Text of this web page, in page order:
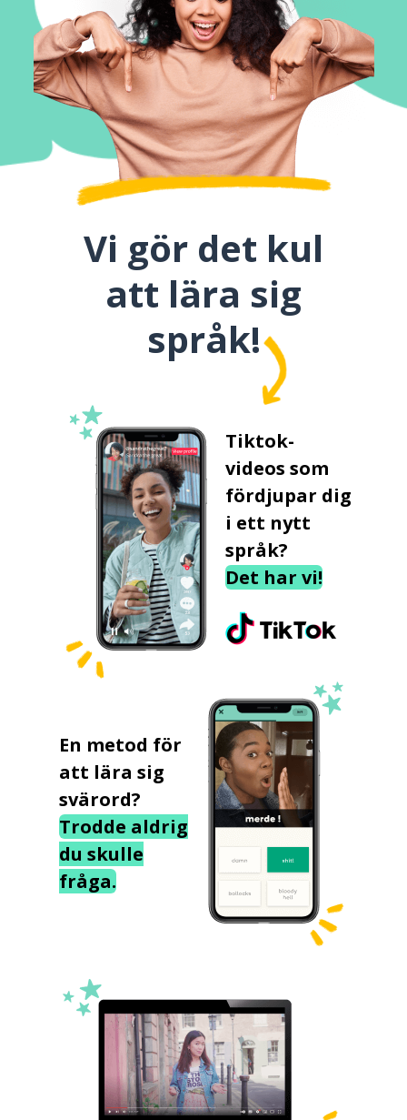
Vi gör det kul
att lära sig
språk!
Tiktok-
videos som
fördjupar dig
i ett nytt
språk?
Det har vi!
En metod för
att lära sig
svärord?
Trodde aldrig
du skulle
fråga.